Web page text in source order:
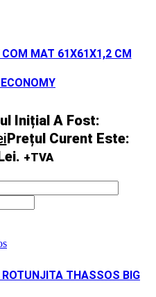
MAT 61X61X1,2 CM
Inițial A Fost:
Prețul Curent Este:
+TVA
THASSOS BIG